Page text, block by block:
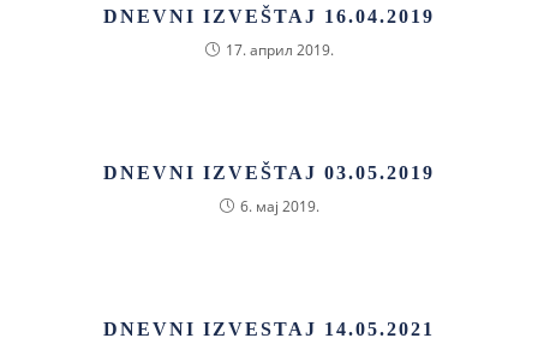
DNEVNI IZVEŠTAJ 16.04.2019
17. април 2019.
DNEVNI IZVEŠTAJ 03.05.2019
6. мај 2019.
DNEVNI IZVESTAJ 14.05.2021